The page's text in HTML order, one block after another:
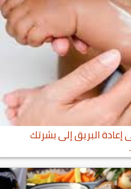
إعادة البريق إلى بشرتك